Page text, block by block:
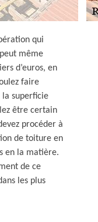
qui
même
d’euros, en
faire
la superficie
être certain
procéder à
de toiture en
en la matière.
de ce
les plus